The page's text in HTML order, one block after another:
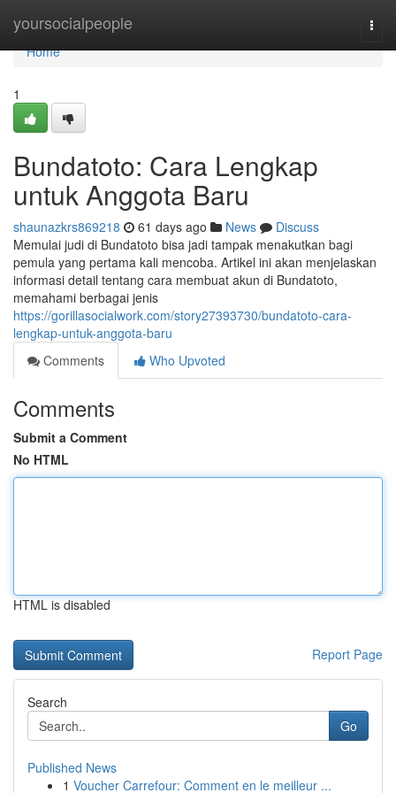
yoursocialpeople
Home
Home
1
Bundatoto: Cara Lengkap
untuk Anggota Baru
shaunazkrs869218 61 days ago News
Discuss
Memulai judi di Bundatoto bisa jadi tampak menakutkan bagi
pemula yang pertama kali mencoba. Artikel ini akan menjelaskan
informasi detail tentang cara membuat akun di Bundatoto,
memahami berbagai jenis
https://gorillasocialwork.com/story27393730/bundatoto-cara-
lengkap-untuk-anggota-baru
Comments
Who Upvoted
Comments
Submit a Comment
No HTML
HTML is disabled
Report Page
Search
Go
Published News
1 Voucher Carrefour: Comment en le meilleur ...